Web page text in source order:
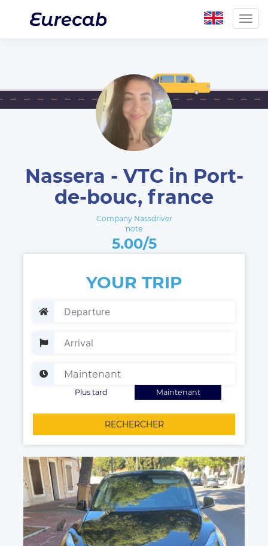
Nassera - VTC in Port-
de-bouc, france
Company Nassdriver
note
5.00/5
YOUR TRIP
Maintenant
Plus tard
RECHERCHER